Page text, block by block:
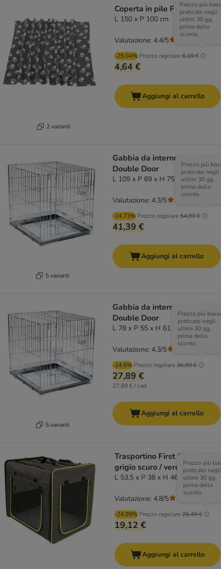
2 varianti
Coperta in pile Pawty
L 150 x P 100 cm
-25.04% Prezzo regolare6,19 €
Prezzo più
praticato negli
ultimi 30 gg,
prima dello
sconto.
4,64 €
Valutazione: 4.4/5
Aggiungi al carrello
5 varianti
Gabbia da interno per cani
Double Door
L 109 x P 69 x H 75 cm
-24.73% Prezzo regolare54,99 €
Prezzo più
praticato negli
ultimi 30 gg,
prima dello
sconto.
41,39 €
Valutazione: 4.3/5
Aggiungi al carrello
5 varianti
Gabbia da interno per cani
Double Door
L 78 x P 55 x H 61 cm
-24.6% Prezzo regolare36,99 €
Prezzo più
praticato negli
ultimi 30 gg,
prima dello
sconto.
27,89 €
27,89 € / cad.
Valutazione: 4.3/5
Aggiungi al carrello
Trasportino First Class Basic
grigio scuro / verde fluo
L 53,5 x P 38 x H 46 cm
-24.99% Prezzo regolare25,49 €
Prezzo più
praticato negli
ultimi 30 gg,
prima dello
sconto.
19,12 €
Valutazione: 4.8/5
Aggiungi al carrello